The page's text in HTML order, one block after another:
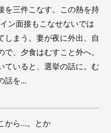
を三件こなす。この熱を持
ン面接もこなせないでは
しまう。妻が夜に外出、自
、夕食はむすこと外へ。
ていると、選挙の話に。む
話を...
から…。とか